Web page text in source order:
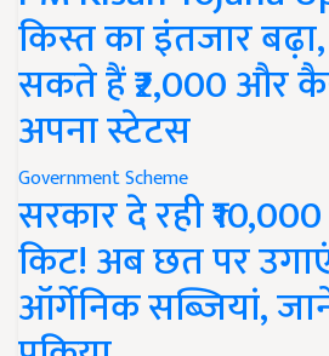
किस्त का इंतजार
सकते हैं ₹2,000 और
अपना स्टेटस
Government Scheme
सरकार दे रही
किट! अब छत पर
ऑर्गेनिक सब्जियां,